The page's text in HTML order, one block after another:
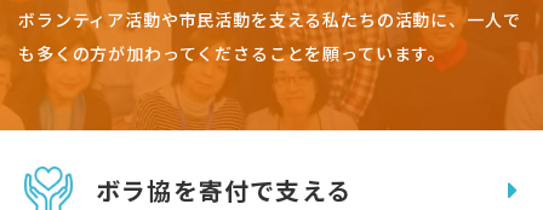
ボランティア活動や市民活動を支える私たちの活動に、一人で
も多くの方が加わってくださることを願っています。
ボラ協を寄付で支える